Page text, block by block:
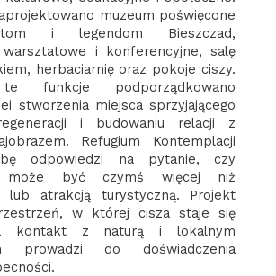
muzeum poświęcone
i legendom Bieszczad,
i konferencyjne, salę
herbaciarnię oraz pokoje ciszy.
funkcje podporządkowano
stworzenia miejsca sprzyjającego
i budowaniu relacji z
Refugium Kontemplacji
odpowiedzi na pytanie, czy
może być czymś więcej niż
lub atrakcją turystyczną. Projekt
w której cisza staje się
kontakt z naturą i lokalnym
prowadzi do doświadczenia